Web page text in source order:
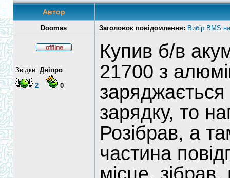
Автор
Doomas Заголовок повідомлення: Вибір BMS
Звідки: Дніпро
2 0
Купив б/в
21700 з
зарядку, то
Розібрав, а
частина